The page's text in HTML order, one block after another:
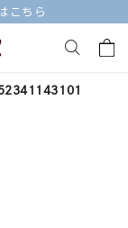
こちら
ドで検索する